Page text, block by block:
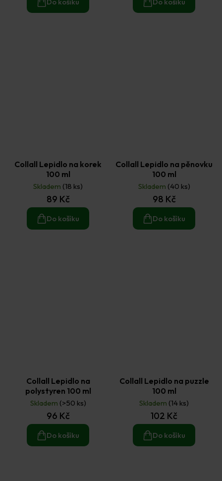
Collall Lepidlo na korek
100 ml
Skladem (18 ks)
89 Kč
Do košíku
Collall Lepidlo na pěnovku
100 ml
Skladem (40 ks)
98 Kč
Do košíku
Collall Lepidlo na
polystyren 100 ml
Skladem (>50 ks)
96 Kč
Do košíku
Collall Lepidlo na puzzle
100 ml
Skladem (14 ks)
102 Kč
Do košíku